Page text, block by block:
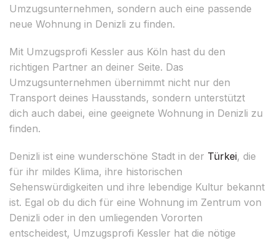
Umzugsunternehmen, sondern auch eine passende
neue Wohnung in Denizli zu finden.
Mit Umzugsprofi Kessler aus Köln hast du den
richtigen Partner an deiner Seite. Das
Umzugsunternehmen übernimmt nicht nur den
Transport deines Hausstands, sondern unterstützt
dich auch dabei, eine geeignete Wohnung in Denizli zu
finden.
Denizli ist eine wunderschöne Stadt in der Türkei, die
für ihr mildes Klima, ihre historischen
Sehenswürdigkeiten und ihre lebendige Kultur bekannt
ist. Egal ob du dich für eine Wohnung im Zentrum von
Denizli oder in den umliegenden Vororten
entscheidest, Umzugsprofi Kessler hat die nötige